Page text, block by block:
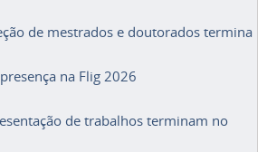
de mestrados e doutorados termina
na Flig 2026
de trabalhos terminam no